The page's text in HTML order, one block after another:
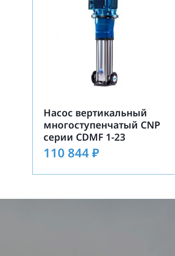
Насос вертикальный
многоступенчатый CNP
серии CDMF 1-23
110 844₽